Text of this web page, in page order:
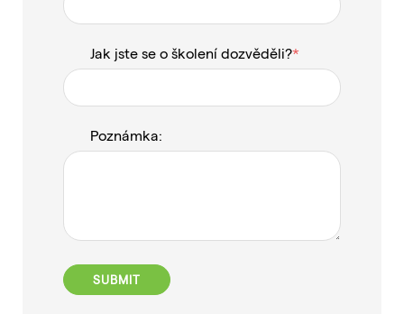
Jak jste se o školení dozvěděli?
Poznámka: